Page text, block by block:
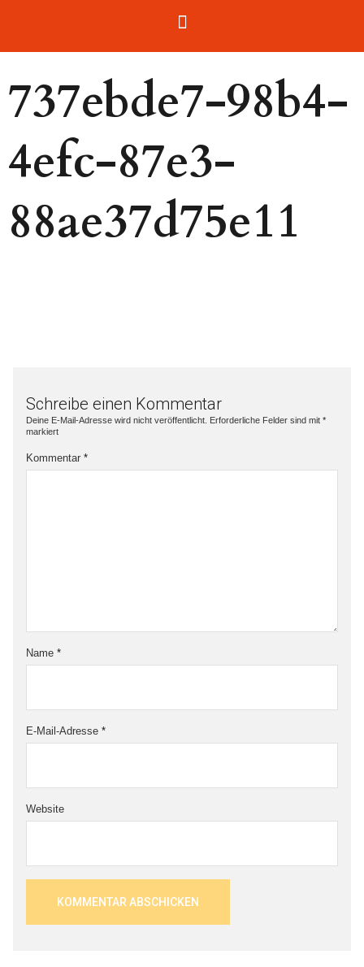
737ebde7-98b4-
4efc-87e3-
88ae37d75e11
Schreibe einen Kommentar
Deine E-Mail-Adresse wird nicht veröffentlicht. Erforderliche Felder sind mit *
markiert
Kommentar *
Name *
E-Mail-Adresse *
Website